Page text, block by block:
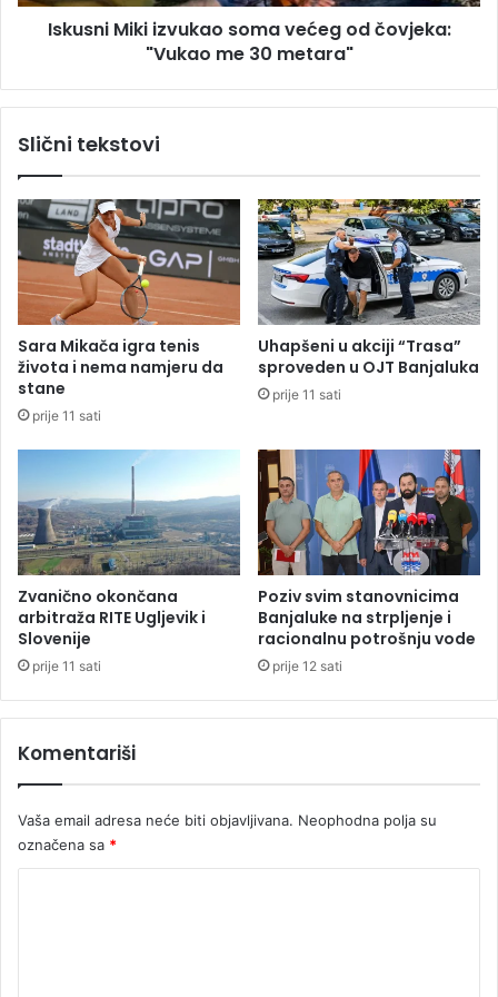
č
a
v
K
o
i
s
i
j
e
z
o
n
c
e
s
i
j
R
i
u
o
o
m
e
ć
g
o
o
v
j
e
k
a
:
V
k
m
e
3
Iskusni Miki izvukao soma većeg od čovjeka:
"Vukao me 30 metara"
Slični tekstovi
Sara Mikača igra tenis
života i nema namjeru da
stane
prije 11 sati
Uhapšeni u akciji “Trasa”
sproveden u OJT Banjaluka
prije 11 sati
Zvanično okončana
arbitraža RITE Ugljevik i
Slovenije
prije 11 sati
Poziv svim stanovnicima
Banjaluke na strpljenje i
racionalnu potrošnju vode
prije 12 sati
Komentariši
Vaša email adresa neće biti objavljivana. Neophodna polja su
označena sa *